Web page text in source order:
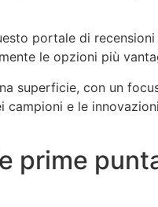
portale di
le opzioni più
superficie, con un
campioni e le
prime